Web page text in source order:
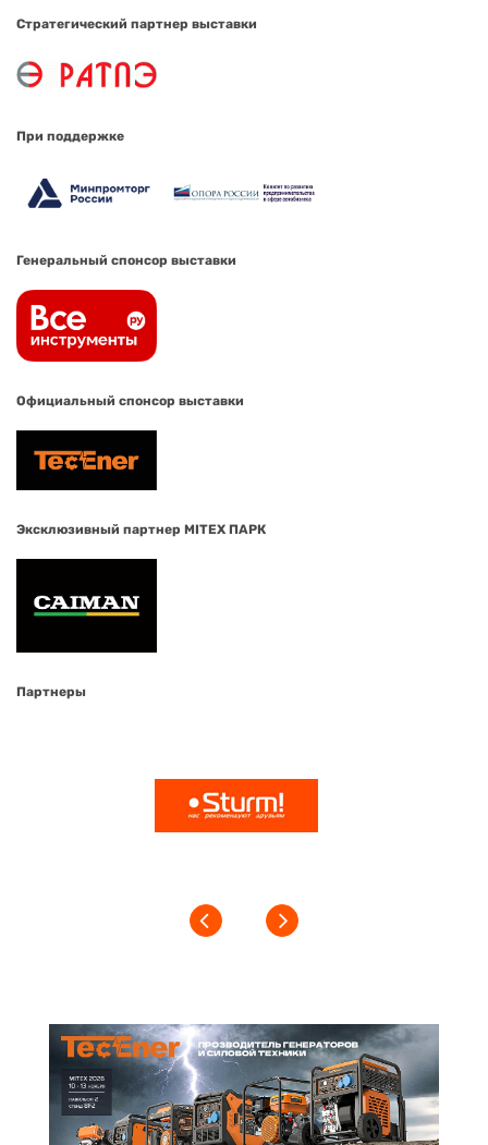
Стратегический партнер выставки
При поддержке
Генеральный спонсор выставки
Официальный спонсор выставки
Эксклюзивный партнер MITEX ПАРК
Партнеры